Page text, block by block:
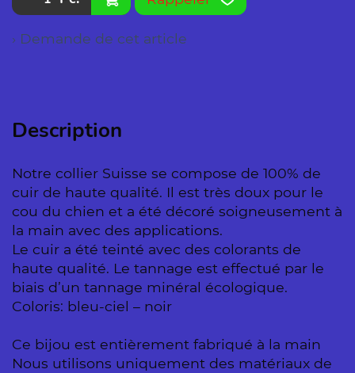
› Demande de cet article
Description
Notre collier Suisse se compose de 100% de
cuir de haute qualité. Il est très doux pour le
cou du chien et a été décoré soigneusement à
la main avec des applications.
Le cuir a été teinté avec des colorants de
haute qualité. Le tannage est effectué par le
biais d’un tannage minéral écologique.
Coloris: bleu-ciel – noir
Ce bijou est entièrement fabriqué à la main
Nous utilisons uniquement des matériaux de